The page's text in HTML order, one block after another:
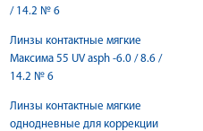
/ 14.2 № 6
Линзы контактные мягкие
Максима 55 UV asph -6.0 / 8.6 /
14.2 № 6
Линзы контактные мягкие
однодневные для коррекции